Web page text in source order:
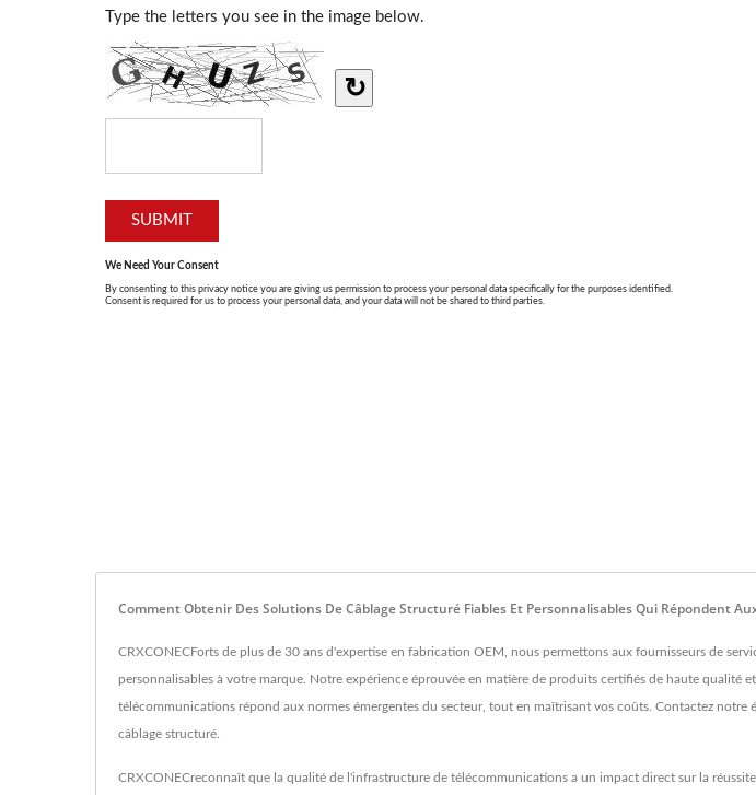
Comment Obtenir Des Solutions De Câblage Structuré Fiables Et Personnalisables Qui Répondent
CRXCONECForts de plus de 30 ans d'expertise en fabrication OEM, nous permettons aux fournisseurs de
personnalisables à votre marque. Notre expérience éprouvée en matière de produits certifiés de haute
télécommunications répond aux normes émergentes du secteur, tout en maîtrisant vos coûts. Contactez
câblage structuré.
CRXCONECreconnaît que la qualité de l'infrastructure de télécommunications a un impact direct sur la